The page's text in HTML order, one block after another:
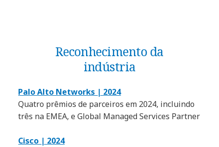
Reconhecimento da
indústria
Palo Alto Networks | 2024
Quatro prêmios de parceiros em 2024, incluindo
três na EMEA, e Global Managed Services Partner
Cisco | 2024